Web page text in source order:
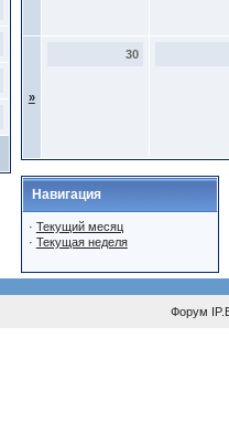
»
30
Навигация
· Текущий месяц
· Текущая неделя
Форум